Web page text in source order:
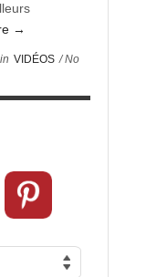
→
in VIDÉOS / No